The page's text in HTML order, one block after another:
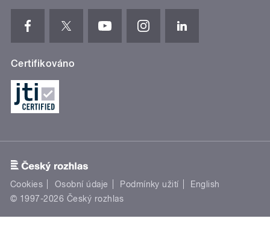
Certifikováno
Cookies Osobní údaje Podmínky užití
English
© 1997-2026 Český rozhlas